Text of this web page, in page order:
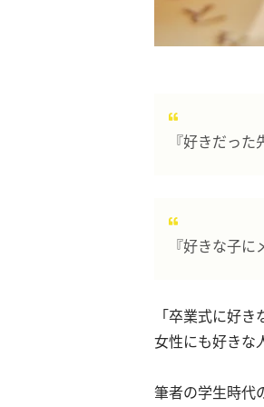
『好きだっ
『好きな子
「卒業式に好
女性にも好きな
筆者の学生時代